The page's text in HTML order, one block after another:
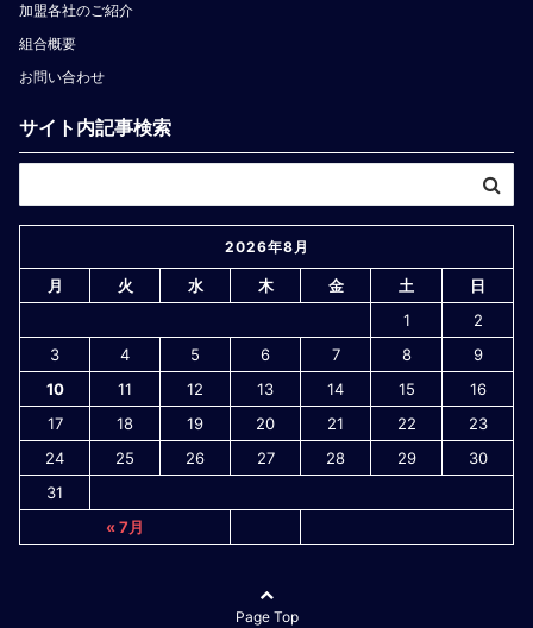
加盟各社のご紹介
組合概要
お問い合わせ
サイト内記事検索
2026年8月
月 火 水 木 金 土 日
« 7月
1
2
3
4 5 6 7 8
9
10
11 12 13 14 15
16
17
18 19 20 21 22
23
24
25 26 27 28 29
30
31
Page Top